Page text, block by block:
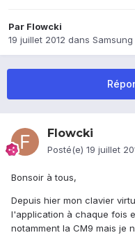
Par Flowcki
19 juillet 2012 dans Samsung
Flowcki
Posté(e) 19 juillet
Bonsoir à tous,
Depuis hier mon clavier
l'application à chaque fois
notamment la CM9 mais je